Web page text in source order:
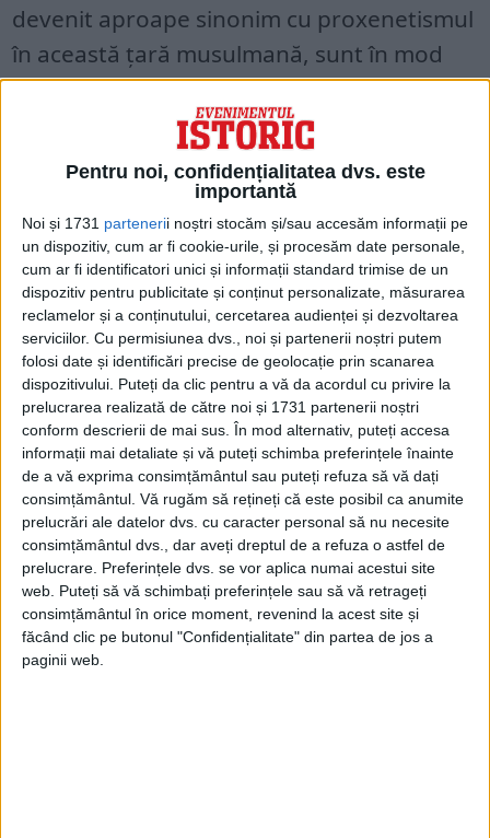
Pentru noi, confidențialitatea dvs. este
importantă
Noi și 1731 partenerii noștri stocăm și/sau accesăm informații pe
un dispozitiv, cum ar fi cookie-urile, și procesăm date personale,
cum ar fi identificatori unici și informații standard trimise de un
dispozitiv pentru publicitate și conținut personalizate, măsurarea
reclamelor și a conținutului, cercetarea audienței și dezvoltarea
serviciilor. Cu permisiunea dvs., noi și partenerii noștri putem
folosi date și identificări precise de geolocație prin scanarea
dispozitivului. Puteți da clic pentru a vă da acordul cu privire la
prelucrarea realizată de către noi și 1731 partenerii noștri
conform descrierii de mai sus. În mod alternativ, puteți accesa
informații mai detaliate și vă puteți schimba preferințele înainte
de a vă exprima consimțământul sau puteți refuza să vă dați
consimțământul. Vă rugăm să rețineți că este posibil ca anumite
prelucrări ale datelor dvs. cu caracter personal să nu necesite
consimțământul dvs., dar aveți dreptul de a refuza o astfel de
prelucrare. Preferințele dvs. se vor aplica numai acestui site
web. Puteți să vă schimbați preferințele sau să vă retrageți
consimțământul în orice moment, revenind la acest site și
făcând clic pe butonul "Confidențialitate" din partea de jos a
paginii web.
devenit aproape sinonim cu proxenetismul
în această ţară musulmană, sunt în mod
regulat supuşi insultelor şi batjocurii.
ORIGINEA EXACTĂ A SENSULUI S-A
PIERDUT ÎN TIMP.
Unii spun însă că „39” era porecla unui
faimos proxenet din oraşul Herat, primită
după numărul de înmatriculare al maşinii
sale.
Pentru a împiedica ca plăcuţele de
înmatriculare să conţină acest număr, mulţi
cumpărători de maşini noi sunt de acord
să mituiască oficiali fără scrupule.
Ironiile legate de cifra 39nu se mai
limitează însă doar la vehicule.